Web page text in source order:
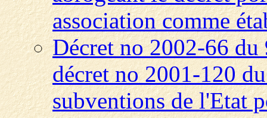
association comme
Décret no 2002-66
décret no 2001-120
subventions de l'Etat